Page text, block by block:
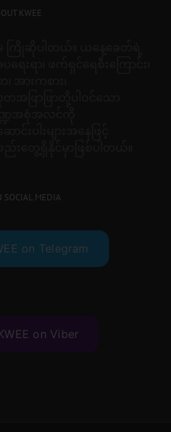
KWEE
SOCIAL MEDIA
on Telegram
on Viber